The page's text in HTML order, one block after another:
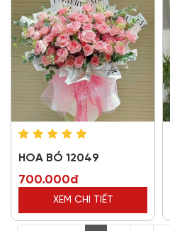
HOA BÓ 12049
700.000đ
XEM CHI TIẾT